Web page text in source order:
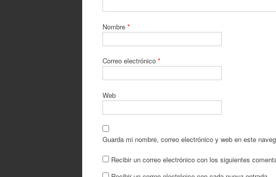
Nombre *
Correo electrónico *
Web
Guarda mi nombre, correo electrónico y web en este
Recibir un correo electrónico con los siguientes